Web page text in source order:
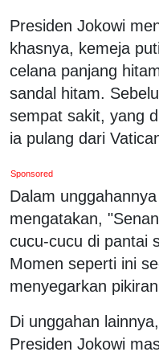
Presiden Jokowi
khasnya, kemeja
celana panjang
sandal hitam.
sempat sakit, yang
ia pulang dari
Sponsored
Dalam
mengatakan,
cucu-cucu di pantai
Momen seperti ini
menyegarkan
Di unggahan
Presiden Jokowi